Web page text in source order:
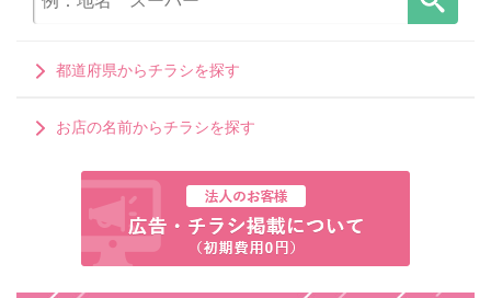
都道府県からチラシを探す
お店の名前からチラシを探す